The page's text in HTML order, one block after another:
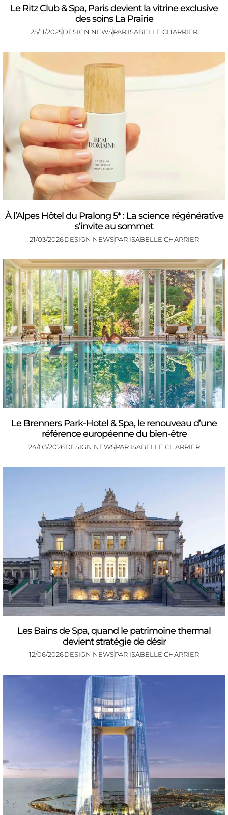
Le Ritz Club & Spa, Paris devient la vitrine exclusive
des soins La Prairie
25/11/2025DESIGN NEWSPAR ISABELLE CHARRIER
À l’Alpes Hôtel du Pralong 5* : La science régénérative
s’invite au sommet
21/03/2026DESIGN NEWSPAR ISABELLE CHARRIER
Le Brenners Park-Hotel & Spa, le renouveau d’une
référence européenne du bien-être
24/03/2026DESIGN NEWSPAR ISABELLE CHARRIER
Les Bains de Spa, quand le patrimoine thermal
devient stratégie de désir
12/06/2026DESIGN NEWSPAR ISABELLE CHARRIER